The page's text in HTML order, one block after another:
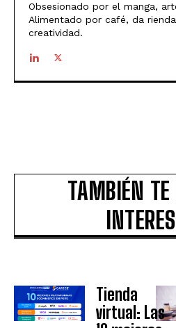
Obsesionado por el manga,
Alimentado por café, da
creatividad.
TAMBIÉN TE
Tienda
virtual: Las